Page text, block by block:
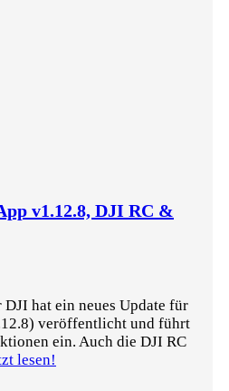
v1.12.8, DJI RC &
hat ein neues Update für
veröffentlicht und führt
ein. Auch die DJI RC
lesen!